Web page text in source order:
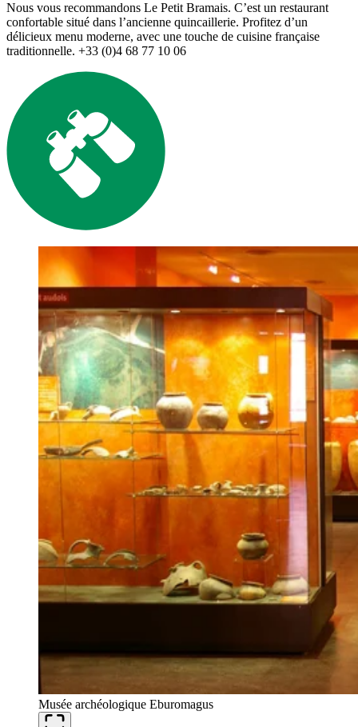
Nous vous recommandons Le Petit Bramais. C’est un restaurant
confortable situé dans l’ancienne quincaillerie. Profitez d’un
délicieux menu moderne, avec une touche de cuisine française
traditionnelle. +33 (0)4 68 77 10 06
Musée archéologique Eburomagus